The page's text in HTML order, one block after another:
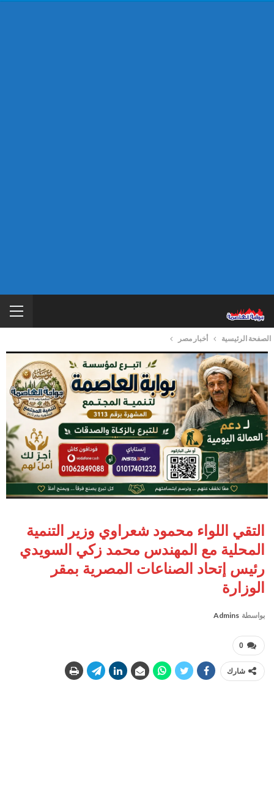
الصفحة الرئيسية أخبار مصر
التقي اللواء محمود شعراوي وزير التنمية
المحلية مع المهندس محمد زكي السويدي
رئيس إتحاد الصناعات المصرية بمقر
الوزارة
بواسطة Admins
0
شارك